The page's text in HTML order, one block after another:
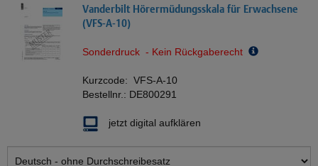
Vanderbilt Hörermüdungsskala für Erwachsene
(VFS-A-10)
Sonderdruck - Kein Rückgaberecht
Kurzcode: VFS-A-10
Bestellnr.: DE800291
jetzt digital aufklären